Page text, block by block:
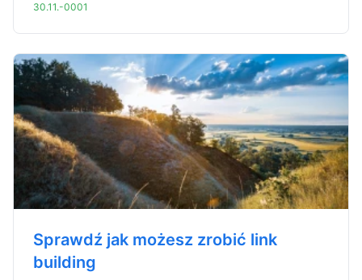
30.11.-0001
Sprawdź jak możesz zrobić link
building